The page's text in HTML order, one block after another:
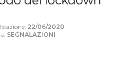
22/06/2020
SEGNALAZIONI